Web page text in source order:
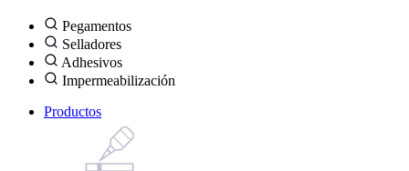
Pegamentos
Selladores
Adhesivos
Impermeabilización
Productos